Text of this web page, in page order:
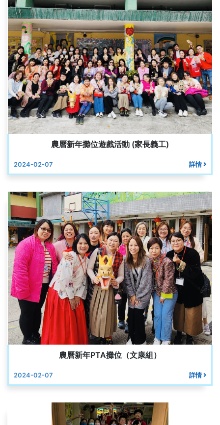
農曆新年攤位遊戲活動 (家長義工)
2024-02-07 詳情
農曆新年PTA攤位（文康組）
2024-02-07 詳情